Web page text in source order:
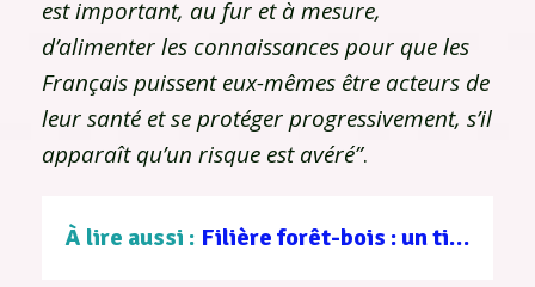
est important, au fur et à mesure,
d’alimenter les connaissances pour que les
Français puissent eux-mêmes être acteurs de
leur santé et se protéger progressivement, s’il
apparaît qu’un risque est avéré”.
À lire aussi : Filière forêt-bois : un tissu d’entreprises au service d’une gestion durable